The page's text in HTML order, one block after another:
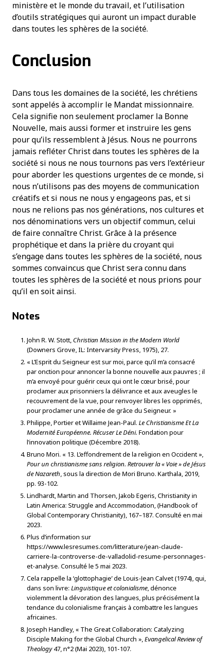
ministère et le monde du travail, et l’utilisation
d’outils stratégiques qui auront un impact durable
dans toutes les sphères de la société.
Conclusion
Dans tous les domaines de la société, les chrétiens
sont appelés à accomplir le Mandat missionnaire.
Cela signifie non seulement proclamer la Bonne
Nouvelle, mais aussi former et instruire les gens
pour qu’ils ressemblent à Jésus. Nous ne pourrons
jamais refléter Christ dans toutes les sphères de la
société si nous ne nous tournons pas vers l’extérieur
pour aborder les questions urgentes de ce monde, si
nous n’utilisons pas des moyens de communication
créatifs et si nous ne nous y engageons pas, et si
nous ne relions pas nos générations, nos cultures et
nos dénominations vers un objectif commun, celui
de faire connaître Christ. Grâce à la présence
prophétique et dans la prière du croyant qui
s’engage dans toutes les sphères de la société, nous
sommes convaincus que Christ sera connu dans
toutes les sphères de la société et nous prions pour
qu’il en soit ainsi.
Notes
John R. W. Stott, Christian Mission in the Modern World
(Downers Grove, IL: Intervarsity Press, 1975), 27.
« L’Esprit du Seigneur est sur moi, parce qu’il m’a consacré
par onction pour annoncer la bonne nouvelle aux pauvres ; il
m’a envoyé pour guérir ceux qui ont le cœur brisé, pour
proclamer aux prisonniers la délivrance et aux aveugles le
recouvrement de la vue, pour renvoyer libres les opprimés,
pour proclamer une année de grâce du Seigneur. »
Philippe, Portier et Willaime Jean-Paul. Le Christianisme Et La
Modernité Européenne. Récuser Le Déni. Fondation pour
l’innovation politique (Décembre 2018).
Bruno Mori. « 13. L’effondrement de la religion en Occident »,
Pour un christianisme sans religion. Retrouver la « Voie » de Jésus
de Nazareth, sous la direction de Mori Bruno. Karthala, 2019,
pp. 93-102.
Lindhardt, Martin and Thorsen, Jakob Egeris, Christianity in
Latin America: Struggle and Accommodation, (Handbook of
Global Contemporary Christianity), 167–187. Consulté en mai
2023.
Plus d’information sur
https://www.lesresumes.com/litterature/jean-claude-
carriere-la-controverse-de-valladolid-resume-personnages-
et-analyse. Consulté le 5 mai 2023.
Cela rappelle la ‘glottophagie’ de Louis-Jean Calvet (1974), qui,
dans son livre: Linguistique et colonialisme, dénonce
violemment la dévoration des langues, plus précisément la
tendance du colonialisme français à combattre les langues
africaines.
Joseph Handley, « The Great Collaboration: Catalyzing
Disciple Making for the Global Church »,Evangelical Review of
Theology47, n°2 (Mai 2023), 101-107.